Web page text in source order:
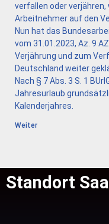
verfallen oder
Arbeitnehmer auf den
Nun hat das
vom 31.01.2023, Az. 9
Verjährung und zum
Deutschland weiter
Nach § 7 Abs. 3 S. 1
Jahresurlaub
Kalenderjahres.
Weiter
Standort